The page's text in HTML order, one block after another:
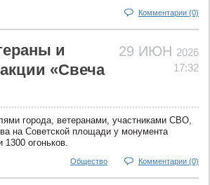
Комментарии (0)
29 ИЮН 2026
17:32
и
«Свеча
города, ветеранами, участниками СВО,
на Советской площади у монумента
огоньков.
Общество Комментарии (0)